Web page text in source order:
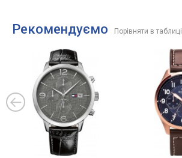
Рекомендуємо Порівняти в таблиці